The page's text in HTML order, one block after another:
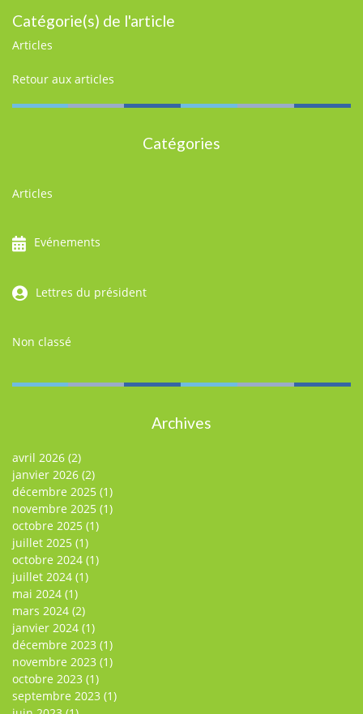
Catégorie(s) de l'article
Articles
Retour aux articles
Catégories
Articles
Evénements
Lettres du président
Non classé
Archives
avril 2026 (2)
janvier 2026 (2)
décembre 2025 (1)
novembre 2025 (1)
octobre 2025 (1)
juillet 2025 (1)
octobre 2024 (1)
juillet 2024 (1)
mai 2024 (1)
mars 2024 (2)
janvier 2024 (1)
décembre 2023 (1)
novembre 2023 (1)
octobre 2023 (1)
septembre 2023 (1)